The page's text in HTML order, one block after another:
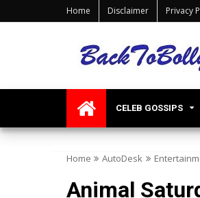
Home Disclaimer Privacy
CELEB GOSSIPS
Home AutoDesk
Animal